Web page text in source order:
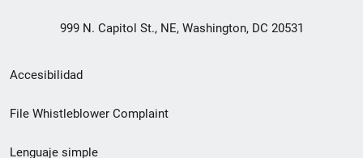
999 N. Capitol St., NE, Washington, DC 20531
Menú
de
Accesibilidad
File Whistleblower Complaint
Lenguaje simple